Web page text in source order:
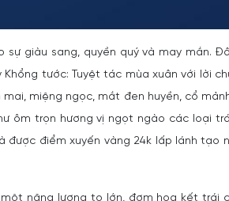
giàu sang, quyền quý và may mắn.
tước: Tuyệt tác mùa xuân với lời
miệng ngọc, mắt đen huyền, cổ
ôm trọn hương vị ngọt ngào các loại
điểm xuyến vàng 24k lấp lánh tạo
năng lượng to lớn, đơm hoa kết trái